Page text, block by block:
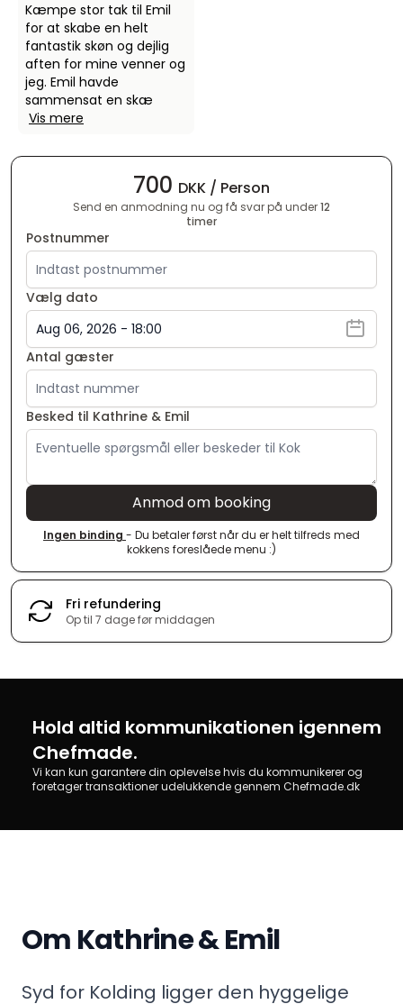
Kæmpe stor tak til Emil
for at skabe en helt
fantastik skøn og dejlig
aften for mine venner og
jeg. Emil havde
sammensat en skæ
Vis mere
700 DKK / Person
Send en anmodning nu og få svar på under12
timer
Postnummer
Vælg dato
Antal gæster
Besked til Kathrine & Emil
Anmod om booking
Ingen binding - Du betaler først når du er helt tilfreds med
kokkens foreslåede menu :)
Fri refundering
Op til 7 dage før middagen
Hold altid kommunikationen igennem
Chefmade.
Vi kan kun garantere din oplevelse hvis du kommunikerer og
foretager transaktioner udelukkende gennem Chefmade.dk
Om Kathrine & Emil
Syd for Kolding ligger den hyggelige